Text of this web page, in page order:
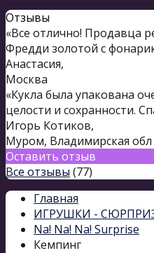
Отзывы
«Все отлично! Продавца
Фредди золотой с
Анастасия,
Москва
«Кукла была упакована
целости и сохранности.
Игорь Котиков,
Муром, Владимирская обл
Оставить отзыв
Все отзывы (77)
Главная
ИГРУШКИ -
Na! Na! Na! Surprise
Кемпинг